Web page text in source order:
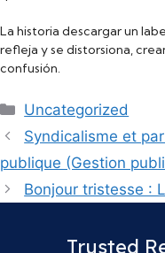
La historia descargar un
refleja y se distorsiona,
confusión.
Categories
Uncategorized
Syndicalisme et
publique (Gestion
Bonjour tristesse :
Trusted